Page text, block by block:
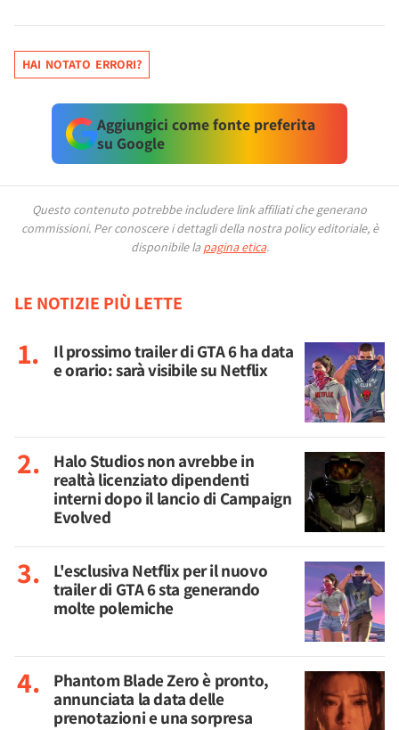
HAI NOTATO ERRORI?
Aggiungici come fonte preferita
su Google
Questo contenuto potrebbe includere link affiliati che generano
commissioni. Per conoscere i dettagli della nostra policy editoriale, è
disponibile la pagina etica.
LE NOTIZIE PIÙ LETTE
Il prossimo trailer di GTA 6 ha data
e orario: sarà visibile su Netflix
Halo Studios non avrebbe in
realtà licenziato dipendenti
interni dopo il lancio di Campaign
Evolved
L'esclusiva Netflix per il nuovo
trailer di GTA 6 sta generando
molte polemiche
Phantom Blade Zero è pronto,
annunciata la data delle
prenotazioni e una sorpresa